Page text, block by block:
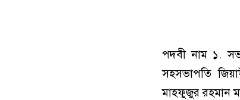
পদবী নাম ১.
সহসভাপতি
মাহফুজুর রহমান